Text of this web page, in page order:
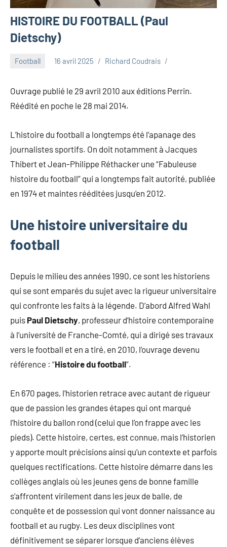
HISTOIRE DU FOOTBALL (Paul
Dietschy)
Football 16 avril 2025 Richard Coudrais
Ouvrage publié le 29 avril 2010 aux éditions Perrin.
Réédité en poche le 28 mai 2014.
L’histoire du football a longtemps été l’apanage des
journalistes sportifs. On doit notamment à Jacques
Thibert et Jean-Philippe Réthacker une “Fabuleuse
histoire du football” qui a longtemps fait autorité, publiée
en 1974 et maintes rééditées jusqu’en 2012.
Une histoire universitaire du
football
Depuis le milieu des années 1990, ce sont les historiens
qui se sont emparés du sujet avec la rigueur universitaire
qui confronte les faits à la légende. D’abord Alfred Wahl
puis Paul Dietschy, professeur d’histoire contemporaine
à l’université de Franche-Comté, qui a dirigé ses travaux
vers le football et en a tiré, en 2010, l’ouvrage devenu
référence : “Histoire du football”.
En 670 pages, l’historien retrace avec autant de rigueur
que de passion les grandes étapes qui ont marqué
l’histoire du ballon rond (celui que l’on frappe avec les
pieds). Cette histoire, certes, est connue, mais l’historien
y apporte moult précisions ainsi qu’un contexte et parfois
quelques rectifications. Cette histoire démarre dans les
collèges anglais où les jeunes gens de bonne famille
s’affrontent virilement dans les jeux de balle, de
conquête et de possession qui vont donner naissance au
football et au rugby. Les deux disciplines vont
définitivement se séparer lorsque d’anciens élèves